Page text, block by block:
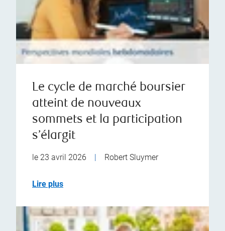
Le cycle de marché boursier
atteint de nouveaux
sommets et la participation
s’élargit
le 23 avril 2026 Robert Sluymer
Lire plus